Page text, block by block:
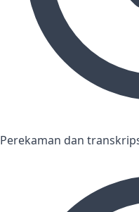
Perekaman dan